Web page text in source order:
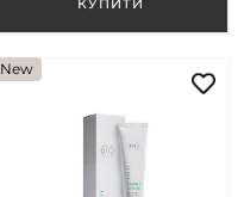
New